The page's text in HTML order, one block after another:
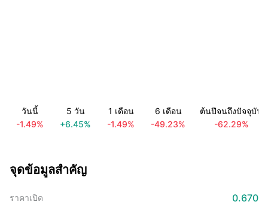
วันนี้
-1.49%
5 วัน
+6.45%
1 เดือน
-1.49%
6 เดือน
-49.23%
ต้นปีจนถึงปัจจุบัน
-62.29%
จุดข้อมูลสำคัญ
ราคาเปิด 0.670